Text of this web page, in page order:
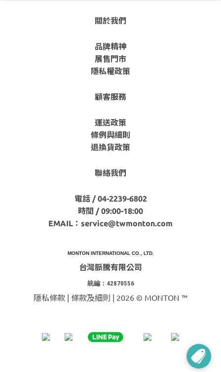
關於我們
品牌精神
展售門市
隱私權政策
顧客服務
運送政策
條例與細則
退換貨政策
聯絡我們
電話 / 04-2239-6802
時間 / 09:00-18:00
EMAIL： service@twmonton.com
MONTON INTERNATIONAL CO., LTD.
台灣脈騰有限公司
統編：42870556
隱私條款 | 條款及細則 | 2026 © MONTON ™